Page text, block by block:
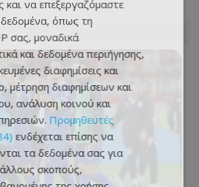
και να επεξεργαζόμαστε
όπως τη
σας, μοναδικά
και δεδομένα περιήγησης,
διαφημίσεις και
μέτρηση διαφημίσεων και
ανάλυση κοινού και
Προμηθευτές
ενδέχεται επίσης να
τα δεδομένα σας για
σκοπούς,